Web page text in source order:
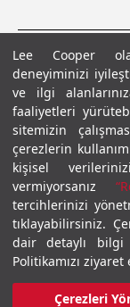
Lee Cooper
deneyiminizi
ve ilgi
faaliyetleri
sitemizin
çerezlerin
kişisel
vermiyorsanız
tercihlerinizi
tıklayabilirsiniz.
dair detaylı bilgi
Politikamızı
Çerezleri
Gizlilik PolitikasıÇerez
©